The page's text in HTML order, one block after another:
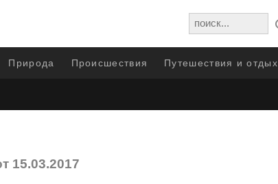
Природа Происшествия Путешествия и отдых
15.03.2017